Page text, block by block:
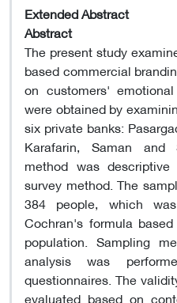
Extended Abstract
Abstract
The present study
based commercial
on customers'
were obtained by
six private banks:
Karafarin, Saman and
method was
survey method. The
384 people, which
Cochran's formula
population. Sampling
analysis was
questionnaires. The
evaluated based on